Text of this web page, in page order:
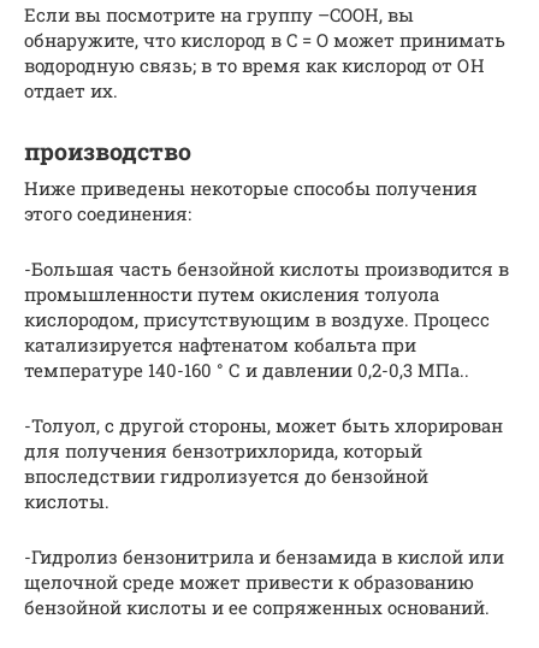
Если вы посмотрите на группу –COOH, вы
обнаружите, что кислород в C = O может принимать
водородную связь; в то время как кислород от ОН
отдает их.
производство
Ниже приведены некоторые способы получения
этого соединения:
-Большая часть бензойной кислоты производится в
промышленности путем окисления толуола
кислородом, присутствующим в воздухе. Процесс
катализируется нафтенатом кобальта при
температуре 140-160 ° С и давлении 0,2-0,3 МПа..
-Толуол, с другой стороны, может быть хлорирован
для получения бензотрихлорида, который
впоследствии гидролизуется до бензойной
кислоты.
-Гидролиз бензонитрила и бензамида в кислой или
щелочной среде может привести к образованию
бензойной кислоты и ее сопряженных оснований.